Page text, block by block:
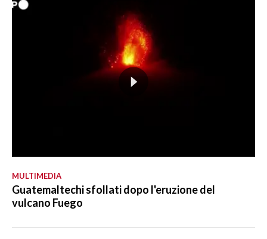
MULTIMEDIA
Guatemaltechi sfollati dopo l'eruzione del
vulcano Fuego